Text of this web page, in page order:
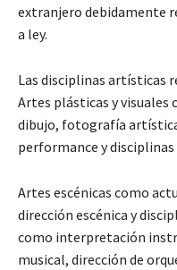
extranjero debidamente
a ley.
Las disciplinas artísticas
Artes plásticas y
dibujo, fotografía
performance y disciplinas
Artes escénicas como
dirección escénica y
como interpretación
musical, dirección de